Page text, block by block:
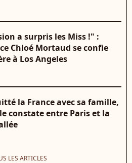
a surpris les Miss !" :
Chloé Mortaud se confie
à Los Angeles
la France avec sa famille,
constate entre Paris et la
LES ARTICLES